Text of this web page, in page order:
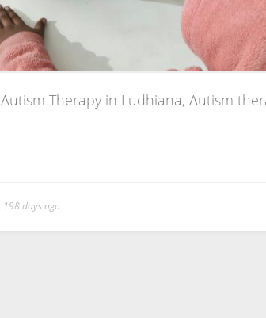
Autism Therapy in Ludhiana, Autism
198 days ago